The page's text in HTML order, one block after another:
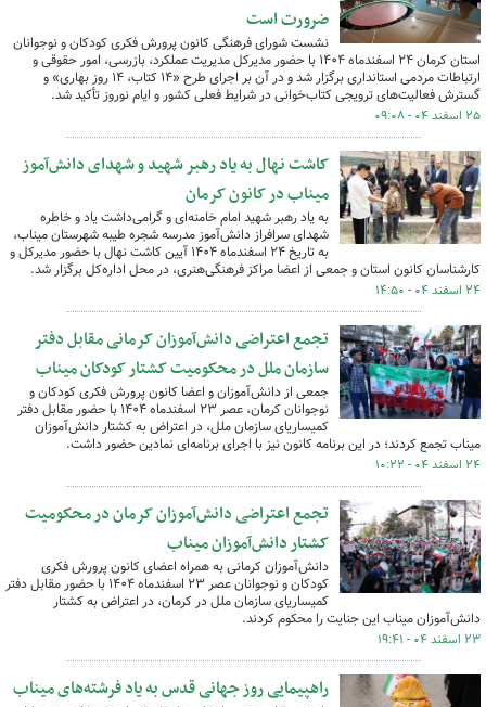
ضرورت است
نشست شورای فرهنگی کانون پرورش فکری کودکان و نوجوانان
استان کرمان ۲۴ اسفندماه ۱۴۰۴ با حضور مدیرکل مدیریت عملکرد، بازرسی، امور حقوقی و
ارتباطات مردمی استانداری برگزار شد و در آن بر اجرای طرح «۱۴ کتاب، ۱۴ روز بهاری» و
گسترش فعالیت‌های ترویجی کتاب‌خوانی در شرایط فعلی کشور و ایام نوروز تأکید شد.
۲۵ اسفند ۰۴ - ۰۹:۰۸
کاشت نهال به یاد رهبر شهید و شهدای دانش‌آموز
میناب در کانون کرمان
به یاد رهبر شهید امام خامنه‌ای و گرامی‌داشت یاد و خاطره
شهدای سرافراز دانش‌آموز مدرسه شجره طیبه شهرستان میناب،
به تاریخ ۲۴ اسفندماه ۱۴۰۴ آیین کاشت نهال با حضور مدیرکل و
کارشناسان کانون استان و جمعی از اعضا مراکز فرهنگی‌هنری، در محل اداره‌کل برگزار شد.
۲۴ اسفند ۰۴ - ۱۴:۵۰
تجمع اعتراضی دانش‌آموزان کرمانی مقابل دفتر
سازمان ملل در محکومیت کشتار کودکان میناب
جمعی از دانش‌آموزان و اعضا کانون پرورش فکری کودکان و
نوجوانان کرمان، عصر ۲۳ اسفندماه ۱۴۰۴ با حضور مقابل دفتر
کمیساریای سازمان ملل، در اعتراض به کشتار دانش‌آموزان
میناب تجمع کردند؛ در این برنامه کانون نیز با اجرای برنامه‌ای نمادین حضور داشت.
۲۴ اسفند ۰۴ - ۱۰:۲۲
تجمع اعتراضی دانش‌آموزان کرمان در محکومیت
کشتار دانش‌آموزان میناب
دانش‌آموزان کرمانی به همراه اعضای کانون پرورش فکری
کودکان و نوجوانان عصر ۲۳ اسفندماه ۱۴۰۴ با حضور مقابل دفتر
کمیساریای سازمان ملل در کرمان، در اعتراض به کشتار
دانش‌آموزان میناب این جنایت را محکوم کردند.
۲۳ اسفند ۰۴ - ۱۹:۴۱
راهپیمایی روز جهانی قدس به یاد فرشته‌های میناب